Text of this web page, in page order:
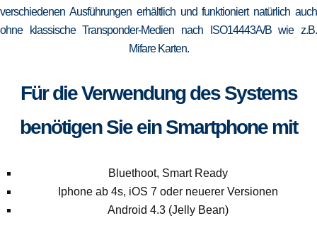
verschiedenen Ausführungen erhältlich und funktioniert natürlich auch
ohne klassische Transponder-Medien nach ISO14443A/B wie z.B.
Mifare Karten.
Für die Verwendung des Systems
benötigen Sie ein Smartphone mit
Bluethoot, Smart Ready
Iphone ab 4s, iOS 7 oder neuerer Versionen
Android 4.3 (Jelly Bean)